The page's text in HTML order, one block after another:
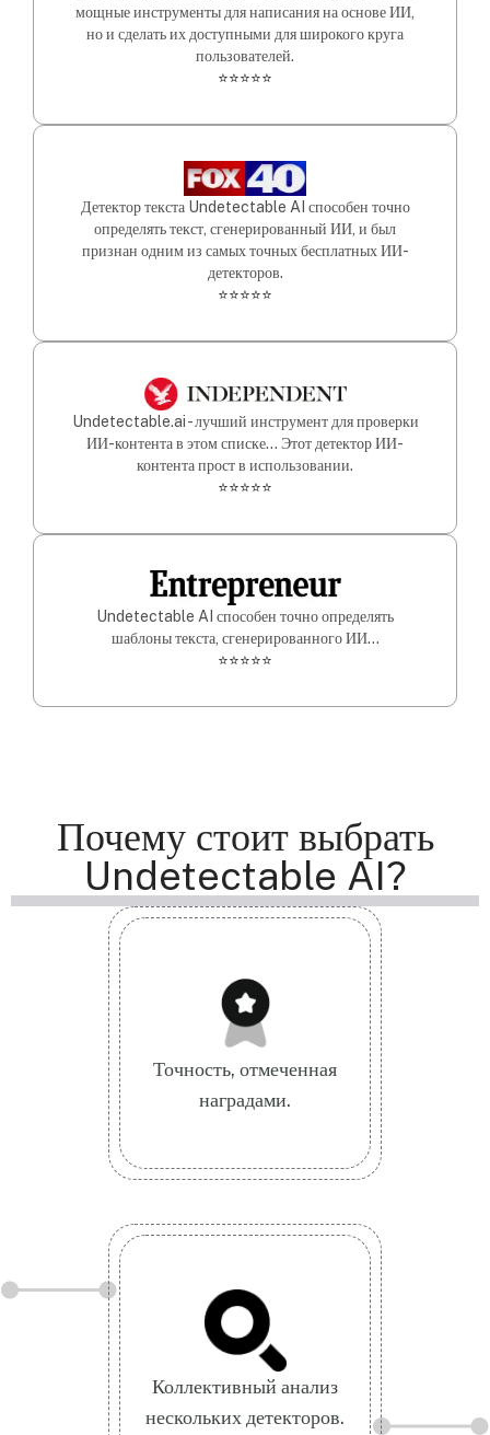
мощные инструменты для написания на основе ИИ,
но и сделать их доступными для широкого круга
пользователей.
⭐⭐⭐⭐⭐
Детектор текста Undetectable AI способен точно
определять текст, сгенерированный ИИ, и был
признан одним из самых точных бесплатных ИИ-
детекторов.
⭐⭐⭐⭐⭐
Undetectable.ai - лучший инструмент для проверки
ИИ-контента в этом списке... Этот детектор ИИ-
контента прост в использовании.
⭐⭐⭐⭐⭐
Undetectable AI способен точно определять
шаблоны текста, сгенерированного ИИ...
⭐⭐⭐⭐⭐
Почему стоит выбрать
Undetectable AI?
Точность, отмеченная
наградами.
Коллективный анализ
нескольких детекторов.